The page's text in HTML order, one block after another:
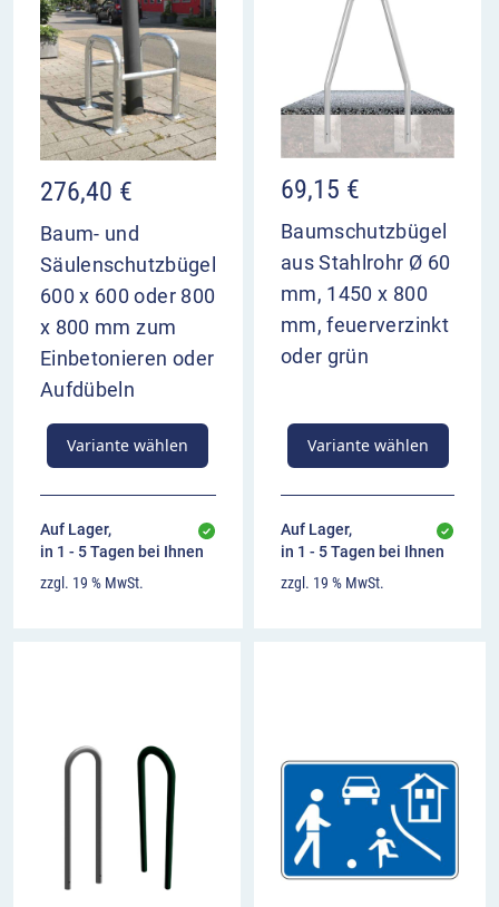
276,40 €
Baum- und
Säulenschutzbügel
600 x 600 oder 800
x 800 mm zum
Einbetonieren oder
Aufdübeln
Variante wählen
Auf Lager,
in 1 - 5 Tagen bei Ihnen
zzgl. 19 % MwSt.
69,15 €
Baumschutzbügel
aus Stahlrohr Ø 60
mm, 1450 x 800
mm, feuerverzinkt
oder grün
Variante wählen
Auf Lager,
in 1 - 5 Tagen bei Ihnen
zzgl. 19 % MwSt.